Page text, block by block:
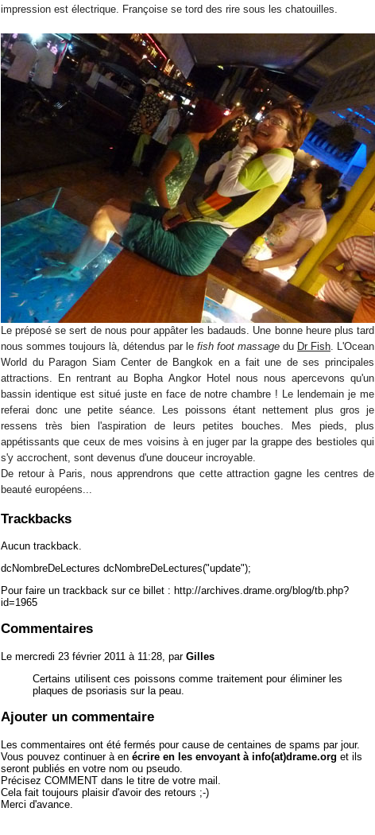
impression est électrique. Françoise se tord des rire sous les chatouilles.
Le préposé se sert de nous pour appâter les badauds. Une bonne heure plus tard
nous sommes toujours là, détendus par le fish foot massage du Dr Fish . L'Ocean
World du Paragon Siam Center de Bangkok en a fait une de ses principales
attractions. En rentrant au Bopha Angkor Hotel nous nous apercevons qu'un
bassin identique est situé juste en face de notre chambre ! Le lendemain je me
referai donc une petite séance. Les poissons étant nettement plus gros je
ressens très bien l'aspiration de leurs petites bouches. Mes pieds, plus
appétissants que ceux de mes voisins à en juger par la grappe des bestioles qui
s'y accrochent, sont devenus d'une douceur incroyable.
De retour à Paris, nous apprendrons que cette attraction gagne les centres de
beauté européens...
Trackbacks
Aucun trackback.
dcNombreDeLectures dcNombreDeLectures("update");
Pour faire un trackback sur ce billet : http://archives.drame.org/blog/tb.php?
id=1965
Commentaires
Le mercredi 23 février 2011 à 11:28, par Gilles
Certains utilisent ces poissons comme traitement pour éliminer les
plaques de psoriasis sur la peau.
Ajouter un commentaire
Les commentaires ont été fermés pour cause de centaines de spams par jour.
Vous pouvez continuer à en écrire en les envoyant à info(at)drame.org et ils
seront publiés en votre nom ou pseudo.
Précisez COMMENT dans le titre de votre mail.
Cela fait toujours plaisir d'avoir des retours ;-)
Merci d'avance.